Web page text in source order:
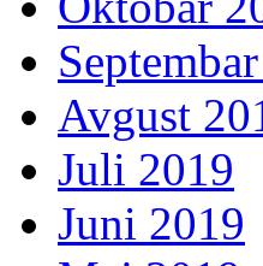
Avgust
Juli 2019
Juni 2019